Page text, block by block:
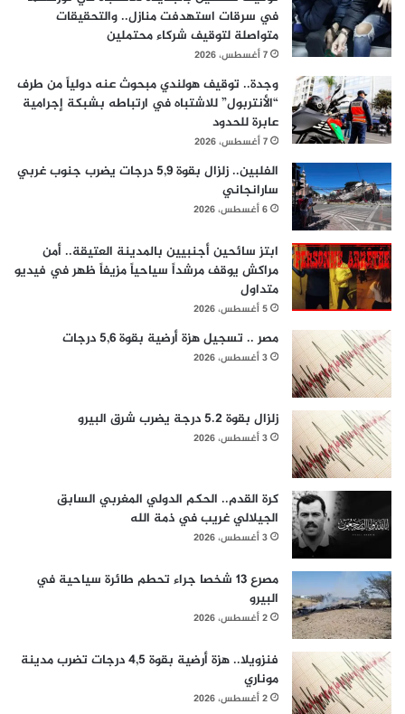
في سرقات استهدفت منازل.. والتحقيقات
متواصلة لتوقيف شركاء محتملين
7 أغسطس، 2026
وجدة.. توقيف هولندي مبحوث عنه دولياً من طرف
“الأنتربول” للاشتباه في ارتباطه بشبكة إجرامية
عابرة للحدود
7 أغسطس، 2026
الفلبين.. زلزال بقوة 5,9 درجات يضرب جنوب غربي
سارانجاني
6 أغسطس، 2026
ابتز سائحين أجنبيين بالمدينة العتيقة.. أمن
مراكش يوقف مرشداً سياحياً مزيفاً ظهر في فيديو
متداول
5 أغسطس، 2026
مصر .. تسجيل هزة أرضية بقوة 5,6 درجات
3 أغسطس، 2026
زلزال بقوة 5.2 درجة يضرب شرق البيرو
3 أغسطس، 2026
كرة القدم.. الحكم الدولي المغربي السابق
الجيلالي غريب في ذمة الله
3 أغسطس، 2026
مصرع 13 شخصا جراء تحطم طائرة سياحية في
البيرو
2 أغسطس، 2026
فنزويلا.. هزة أرضية بقوة 4,5 درجات تضرب مدينة
موناري
2 أغسطس، 2026